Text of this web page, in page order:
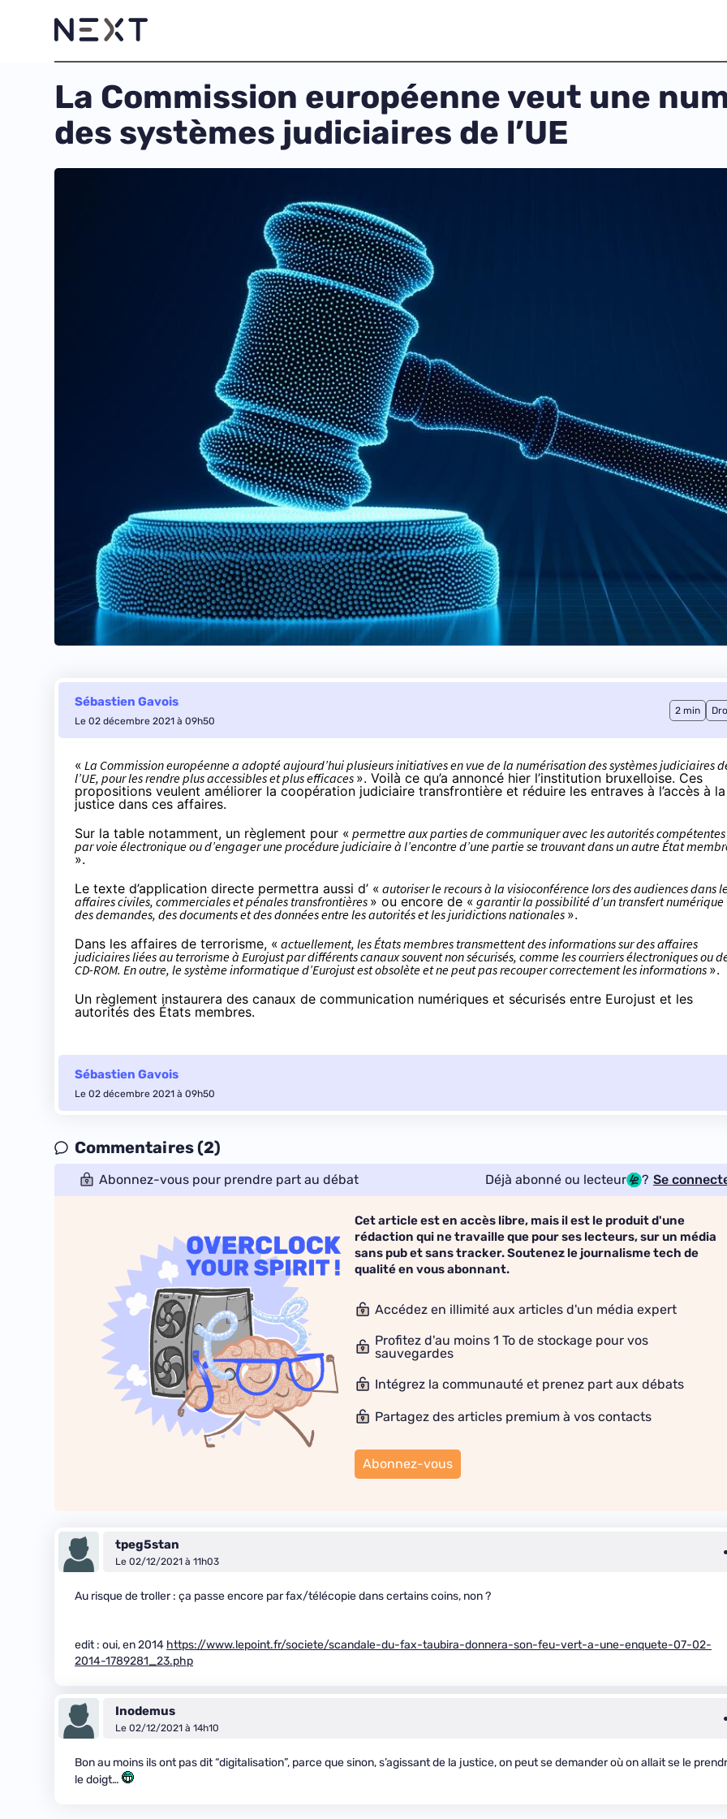
La Commission européenne veut une
des systèmes judiciaires de l’UE
Sébastien Gavois
Le 02 décembre 2021 à 09h50
2 min
« La Commission européenne a adopté aujourd’hui plusieurs initiatives en vue de la numérisation des systèmes judiciaires
l’UE, pour les rendre plus accessibles et plus efficaces ». Voilà ce qu’a annoncé hier l’institution bruxelloise. Ces
propositions veulent améliorer la coopération judiciaire transfrontière et réduire les entraves à l’accès à la
justice dans ces affaires.
Sur la table notamment, un règlement pour « permettre aux parties de communiquer avec les autorités compétentes
par voie électronique ou d’engager une procédure judiciaire à l’encontre d’une partie se trouvant dans un autre État
».
Le texte d’application directe permettra aussi d’ « autoriser le recours à la visioconférence lors des audiences dans
affaires civiles, commerciales et pénales transfrontières » ou encore de « garantir la possibilité d’un transfert numérique
des demandes, des documents et des données entre les autorités et les juridictions nationales ».
Dans les affaires de terrorisme, « actuellement, les États membres transmettent des informations sur des affaires
judiciaires liées au terrorisme à Eurojust par différents canaux souvent non sécurisés, comme les courriers électroniques ou
CD-ROM. En outre, le système informatique d’Eurojust est obsolète et ne peut pas recouper correctement les informations ».
Un règlement instaurera des canaux de communication numériques et sécurisés entre Eurojust et les
autorités des États membres.
Sébastien Gavois
Le 02 décembre 2021 à 09h50
Commentaires (2)
Abonnez-vous pour prendre part au débat Déjà abonné ou lecteur ? Se
Cet article est en accès libre, mais il est le produit d'une
rédaction qui ne travaille que pour ses lecteurs, sur un média
sans pub et sans tracker. Soutenez le journalisme tech de
qualité en vous abonnant.
Accédez en illimité aux articles d'un média expert
Profitez d'au moins 1 To de stockage pour vos
sauvegardes
Intégrez la communauté et prenez part aux débats
Partagez des articles premium à vos contacts
Abonnez-vous
tpeg5stan
Le 02/12/2021 à 11h03
Au risque de troller : ça passe encore par fax/télécopie dans certains coins, non ?
edit : oui, en 2014 https://www.lepoint.fr/societe/scandale-du-fax-taubira-donnera-son-feu-vert-a-une-enquete-07-02-
2014-1789281_23.php
Inodemus
Le 02/12/2021 à 14h10
Bon au moins ils ont pas dit “digitalisation”, parce que sinon, s’agissant de la justice, on peut se demander où on allait se le
le doigt…